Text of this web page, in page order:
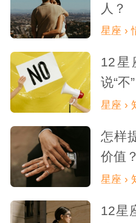
人？
星座 ›
12星
说“不
星座 ›
怎样
价值？
星座 ›
12星